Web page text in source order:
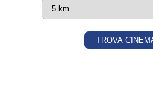
Multati per la legna, la befana
I borghi ritrovati
perimetrati Chiesuola, Isonzo e